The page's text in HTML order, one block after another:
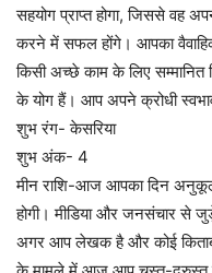
सहयोग प्राप्त होगा, जिससे वह
करने में सफल होंगे। आपका
किसी अच्छे काम के लिए
के योग हैं। आप अपने क्रोधी
शुभ रंग- केसरिया
शुभ अंक- 4
मीन राशि-आज आपका दिन
होगी। मीडिया और जनसंचार से
अगर आप लेखक है और कोई